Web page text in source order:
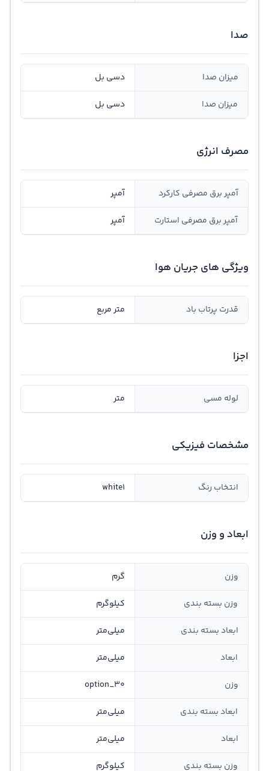
صدا
میزان صدا دسی بل
میزان صدا دسی بل
مصرف انرژی
آمپر برق مصرفی کارکرد آمپر
آمپر برق مصرفی استارت آمپر
ویژگی های جریان هوا
قدرت پرتاب باد متر مربع
اجزا
لوله مسی متر
مشخصات فیزیکی
انتخاب رنگ white1
ابعاد و وزن
وزن گرم
وزن بسته بندی کیلوگرم
ابعاد بسته بندی میلی‌متر
ابعاد میلی‌متر
وزن option_30
ابعاد بسته بندی میلی‌متر
ابعاد میلی‌متر
وزن بسته بندی کیلوگرم